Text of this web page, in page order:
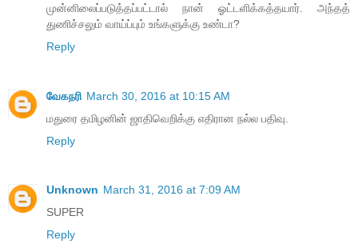
முன்னிலைப்படுத்தப்பட்டால் நான் ஓட்டளிக்கத்தயார். அந்தத்
துணிச்சலும் வாய்ப்பும் உங்களுக்கு உண்டா?
Reply
வேகநரி March 30, 2016 at 10:15 AM
மதுரை தமிழனின் ஜாதிவெறிக்கு எதிரான நல்ல பதிவு.
Reply
Unknown March 31, 2016 at 7:09 AM
SUPER
Reply